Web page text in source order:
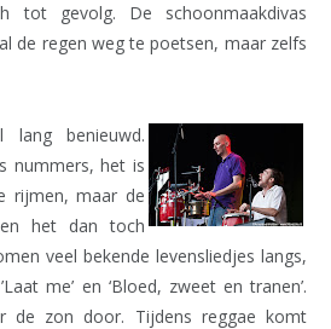
tot gevolg. De schoonmaakdivas
de regen weg te poetsen, maar zelfs
benieuwd.
nummers, het is
rijmen, maar de
het dan toch
veel bekende levensliedjes langs,
me’ en ‘Bloed, zweet en tranen’.
de zon door. Tijdens reggae komt